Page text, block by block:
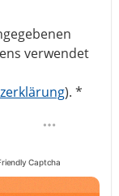
verwendet
). *
Captcha